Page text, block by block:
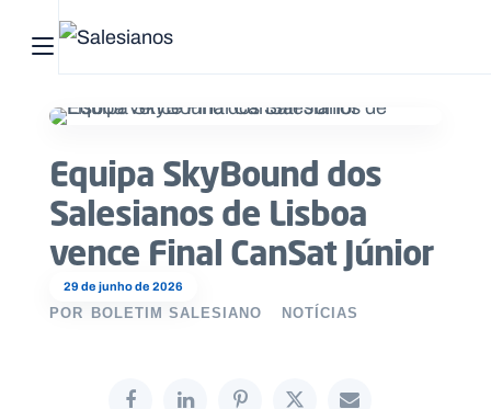
Abrir menu principal
29 de junho de 2026
Equipa SkyBound dos
Salesianos de Lisboa
vence Final CanSat Júnior
POR BOLETIM SALESIANO NOTÍCIAS
Pesquisar no site
Início
Quem
somos
O
fazemos